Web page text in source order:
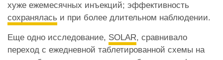
хуже ежемесячных инъекций; эффективность
сохранялась и при более длительном наблюдении.
Еще одно исследование, SOLAR, сравнивало
переход с ежедневной таблетированной схемы на